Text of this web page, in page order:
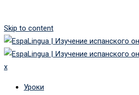
Skip to content
x
Уроки